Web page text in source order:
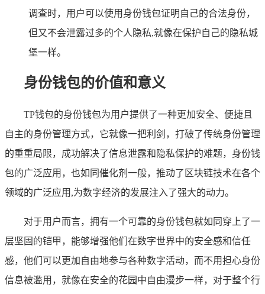
调查时，用户可以使用身份钱包证明自己的合法身份，
但又不会泄露过多的个人隐私,就像在保护自己的隐私城
堡一样。
身份钱包的价值和意义
TP钱包的身份钱包为用户提供了一种更加安全、便捷且
自主的身份管理方式，它就像一把利剑，打破了传统身份管理
的重重局限，成功解决了信息泄露和隐私保护的难题，身份钱
包的广泛应用，也如同催化剂一般，推动了区块链技术在各个
领域的广泛应用,为数字经济的发展注入了强大的动力。
对于用户而言，拥有一个可靠的身份钱包就如同穿上了一
层坚固的铠甲，能够增强他们在数字世界中的安全感和信任
感，他们可以更加自由地参与各种数字活动，而不用担心身份
信息被滥用，就像在安全的花园中自由漫步一样，对于整个行